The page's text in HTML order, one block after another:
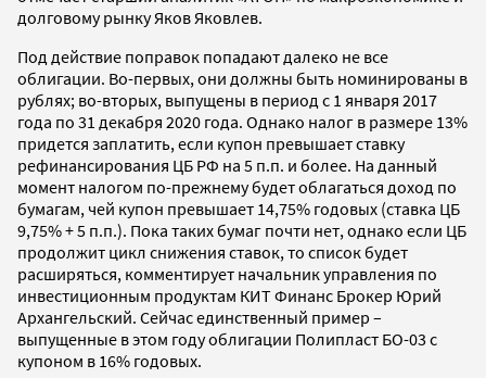
долговому рынку Яков Яковлев.
Под действие поправок попадают далеко не все
облигации. Во-первых, они должны быть номинированы в
рублях; во-вторых, выпущены в период с 1 января 2017
года по 31 декабря 2020 года. Однако налог в размере 13%
придется заплатить, если купон превышает ставку
рефинансирования ЦБ РФ на 5 п.п. и более. На данный
момент налогом по-прежнему будет облагаться доход по
бумагам, чей купон превышает 14,75% годовых (ставка ЦБ
9,75% + 5 п.п.). Пока таких бумаг почти нет, однако если ЦБ
продолжит цикл снижения ставок, то список будет
расширяться, комментирует начальник управления по
инвестиционным продуктам КИТ Финанс Брокер Юрий
Архангельский. Сейчас единственный пример –
выпущенные в этом году облигации Полипласт БО-03 с
купоном в 16% годовых.